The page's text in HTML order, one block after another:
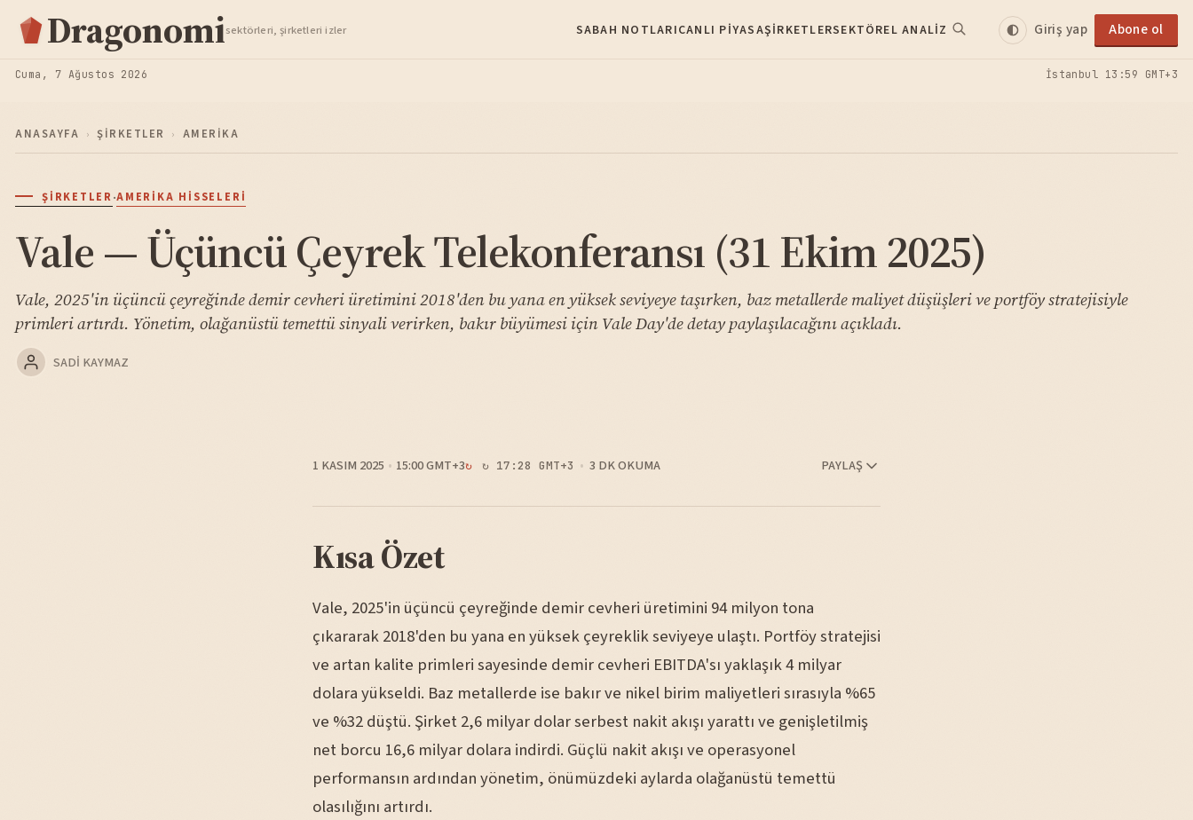
Dragonomisektörleri, şirketleri izler SABAH NOTLARICANLI PIYASAŞIRKETLERSEKTÖREL ANALIZ Giriş yap Abone ol
Cuma, 7 Ağustos 2026 İstanbul 13:59 GMT+3
ANASAYFA › ŞIRKETLER › AMERIKA
ŞIRKETLER·AMERIKA HISSELERI
Vale — Üçüncü Çeyrek Telekonferansı (31 Ekim 2025)
Vale, 2025'in üçüncü çeyreğinde demir cevheri üretimini 2018'den bu yana en yüksek seviyeye taşırken, baz metallerde maliyet düşüşleri ve portföy stratejisiyle
primleri artırdı. Yönetim, olağanüstü temettü sinyali verirken, bakır büyümesi için Vale Day'de detay paylaşılacağını açıkladı.
SADI KAYMAZ
1 KASIM 2025 15:00 GMT+3 ↻ 17:28 GMT+3 3 DK OKUMA PAYLAŞ
Kısa Özet
Vale, 2025'in üçüncü çeyreğinde demir cevheri üretimini 94 milyon tona
çıkararak 2018'den bu yana en yüksek çeyreklik seviyeye ulaştı. Portföy stratejisi
ve artan kalite primleri sayesinde demir cevheri EBITDA'sı yaklaşık 4 milyar
dolara yükseldi. Baz metallerde ise bakır ve nikel birim maliyetleri sırasıyla %65
ve %32 düştü. Şirket 2,6 milyar dolar serbest nakit akışı yarattı ve genişletilmiş
net borcu 16,6 milyar dolara indirdi. Güçlü nakit akışı ve operasyonel
performansın ardından yönetim, önümüzdeki aylarda olağanüstü temettü
olasılığını artırdı.